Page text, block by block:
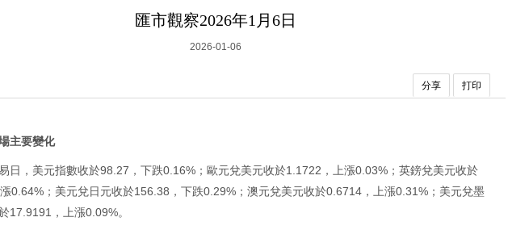
匯市觀察2026年1月6日
2026-01-06
分享 打印
主要變化
易日，美元指數收於98.27，下跌0.16%；歐元兌美元收於1.1722，上漲0.03%；英鎊兌美元收於
0.64%；美元兌日元收於156.38，下跌0.29%；澳元兌美元收於0.6714，上漲0.31%；美元兌墨
17.9191，上漲0.09%。